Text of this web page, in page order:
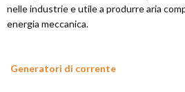
nelle industrie e utile a produrre aria
energia meccanica.
Generatori di corrente